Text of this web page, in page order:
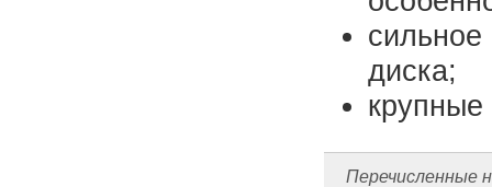
сильное
диска;
Перечисленные